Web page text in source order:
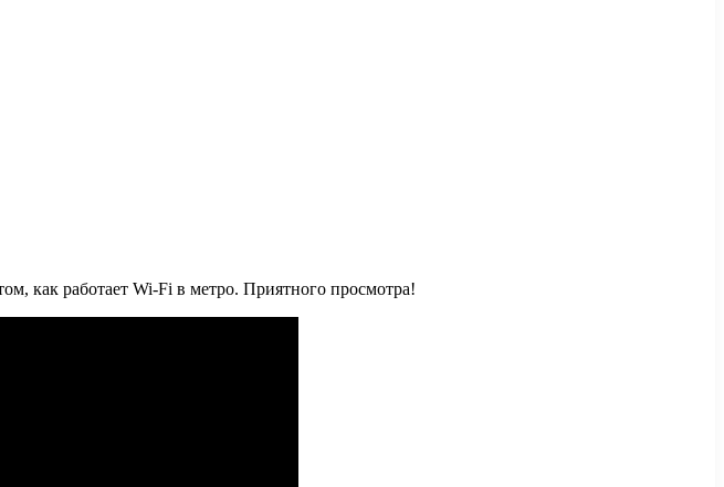
как работает Wi-Fi в метро. Приятного просмотра!